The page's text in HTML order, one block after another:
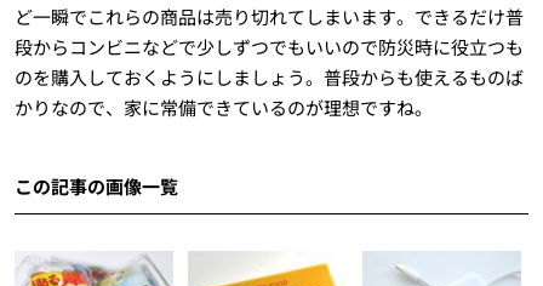
ど一瞬でこれらの商品は売り切れてしまいます。できるだけ普
段からコンビニなどで少しずつでもいいので防災時に役立つも
のを購入しておくようにしましょう。普段からも使えるものば
かりなので、家に常備できているのが理想ですね。
この記事の画像一覧